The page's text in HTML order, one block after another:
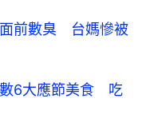
前數臭 台媽慘被
6大應節美食 吃